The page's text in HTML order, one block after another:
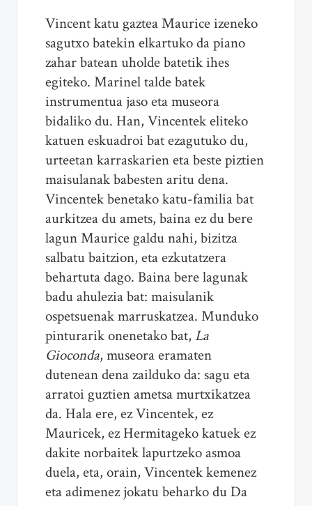
Vincent katu gaztea Maurice izeneko
sagutxo batekin elkartuko da piano
zahar batean uholde batetik ihes
egiteko. Marinel talde batek
instrumentua jaso eta museora
bidaliko du. Han, Vincentek eliteko
katuen eskuadroi bat ezagutuko du,
urteetan karraskarien eta beste piztien
maisulanak babesten aritu dena.
Vincentek benetako katu-familia bat
aurkitzea du amets, baina ez du bere
lagun Maurice galdu nahi, bizitza
salbatu baitzion, eta ezkutatzera
behartuta dago. Baina bere lagunak
badu ahulezia bat: maisulanik
ospetsuenak marruskatzea. Munduko
pinturarik onenetako bat, La
Gioconda, museora eramaten
dutenean dena zailduko da: sagu eta
arratoi guztien ametsa murtxikatzea
da. Hala ere, ez Vincentek, ez
Mauricek, ez Hermitageko katuek ez
dakite norbaitek lapurtzeko asmoa
duela, eta, orain, Vincentek kemenez
eta adimenez jokatu beharko du Da